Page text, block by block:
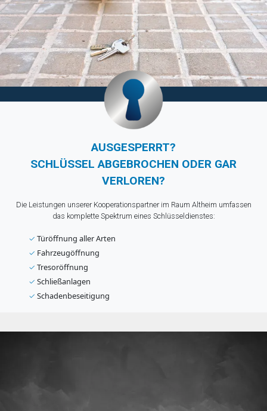
AUSGESPERRT?
SCHLÜSSEL ABGEBROCHEN ODER GAR
VERLOREN?
Die Leistungen unserer Kooperationspartner im Raum Altheim umfassen
das komplette Spektrum eines Schlüsseldienstes:
✓ Türöffnung aller Arten
✓ Fahrzeugöffnung
✓ Tresoröffnung
✓ Schließanlagen
✓ Schadenbeseitigung